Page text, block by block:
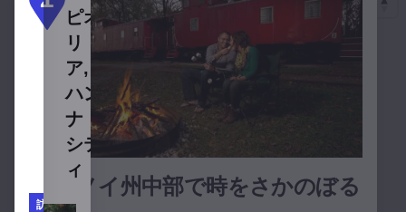
イリノイ州中部で時をさかのぼる
ピオ
リ
ア,
ハン
ナ・
シテ
ィ
Peoria,
Peoria
Heights,
Dunlap
and
Lewistown
訪